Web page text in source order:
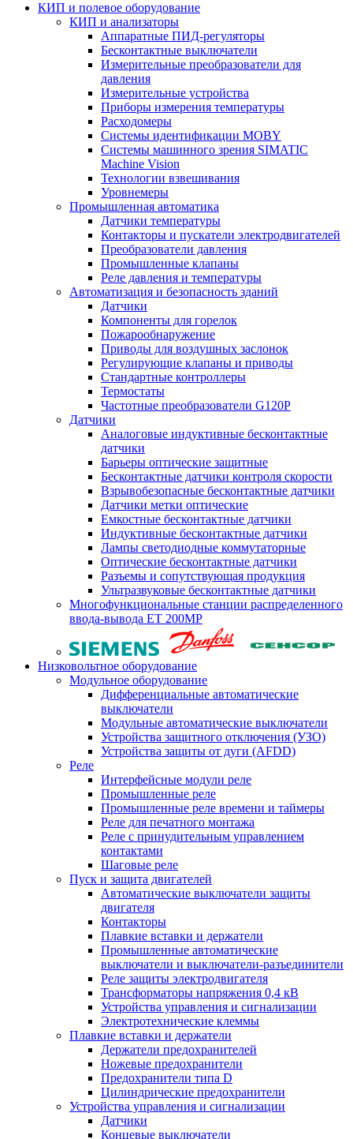
КИП и полевое оборудование
КИП и анализаторы
Аппаратные ПИД-регуляторы
Бесконтактные выключатели
Измерительные преобразователи для
давления
Измерительные устройства
Приборы измерения температуры
Расходомеры
Системы идентификации MOBY
Системы машинного зрения SIMATIC
Machine Vision
Технологии взвешивания
Уровнемеры
Промышленная автоматика
Датчики температуры
Контакторы и пускатели электродвигателей
Преобразователи давления
Промышленные клапаны
Реле давления и температуры
Автоматизация и безопасность зданий
Датчики
Компоненты для горелок
Пожарообнаружение
Приводы для воздушных заслонок
Регулирующие клапаны и приводы
Стандартные контроллеры
Термостаты
Частотные преобразователи G120P
Датчики
Аналоговые индуктивные бесконтактные
датчики
Барьеры оптические защитные
Бесконтактные датчики контроля скорости
Взрывобезопасные бесконтактные датчики
Датчики метки оптические
Емкостные бесконтактные датчики
Индуктивные бесконтактные датчики
Лампы светодиодные коммутаторные
Оптические бесконтактные датчики
Разъемы и сопутствующая продукция
Ультразвуковые бесконтактные датчики
Многофункциональные станции распределенного
ввода-вывода ET 200MP
Низковольтное оборудование
Модульное оборудование
Дифференциальные автоматические
выключатели
Модульные автоматические выключатели
Устройства защитного отключения (УЗО)
Устройства защиты от дуги (AFDD)
Реле
Интерфейсные модули реле
Промышленные реле
Промышленные реле времени и таймеры
Реле для печатного монтажа
Реле с принудительным управлением
контактами
Шаговые реле
Пуск и защита двигателей
Автоматические выключатели защиты
двигателя
Контакторы
Плавкие вставки и держатели
Промышленные автоматические
выключатели и выключатели-разъединители
Реле защиты электродвигателя
Трансформаторы напряжения 0,4 кВ
Устройства управления и сигнализации
Электротехнические клеммы
Плавкие вставки и держатели
Держатели предохранителей
Ножевые предохранители
Предохранители типа D
Цилиндрические предохранители
Устройства управления и сигнализации
Датчики
Концевые выключатели